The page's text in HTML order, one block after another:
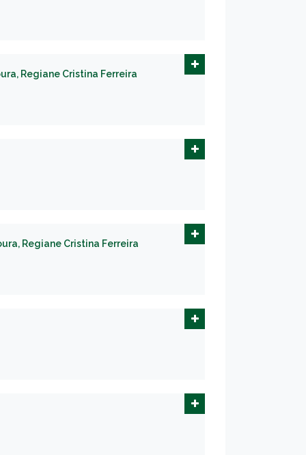
Regiane Cristina Ferreira
Regiane Cristina Ferreira